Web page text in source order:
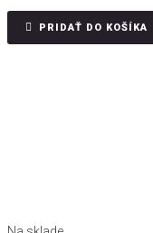
PRIDAŤ DO KOŠÍKA